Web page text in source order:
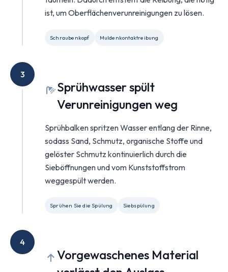
ist, um Oberflächenverunreinigungen zu lösen.
Schraubenkopf Muldenkontaktreibung
3
Sprühwasser spült
Verunreinigungen weg
Sprühbalken spritzen Wasser entlang der Rinne,
sodass Sand, Schmutz, organische Stoffe und
gelöster Schmutz kontinuierlich durch die
Sieböffnungen und vom Kunststoffstrom
weggespült werden.
Sprühen Sie die Spülung Siebspülung
4
Vorgewaschenes Material